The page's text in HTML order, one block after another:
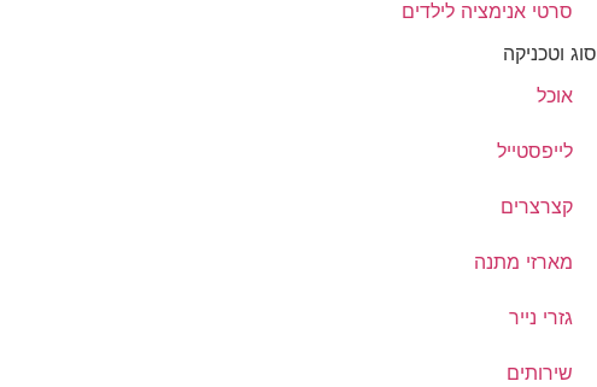
סרטי אנימציה לילדים
סוג וטכניקה
אוכל
לייפסטייל
קצרצרים
מארזי מתנה
גזרי נייר
שירותים